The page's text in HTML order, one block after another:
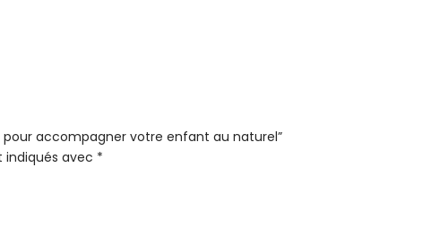
pour accompagner votre enfant au naturel”
indiqués avec *